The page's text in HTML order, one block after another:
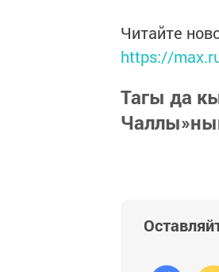
Читайте
https://
Тагы да